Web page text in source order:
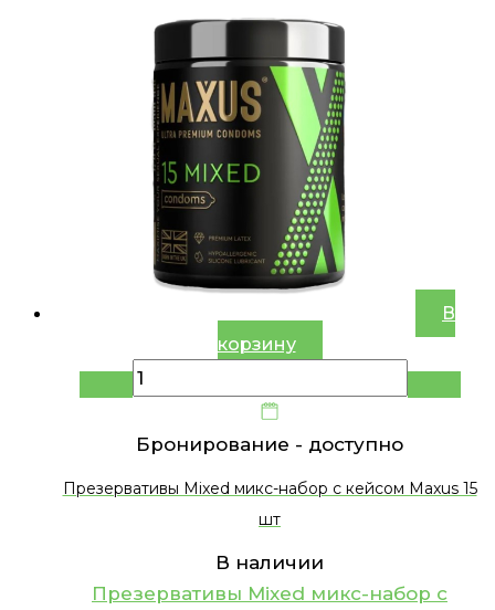
В
корзину
Бронирование - доступно
Презервативы Mixed микс-набор с кейсом Maxus 15
шт
В наличии
Презервативы Mixed микс-набор с